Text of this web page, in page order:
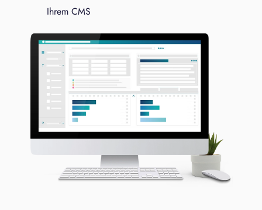
Ihrem CMS